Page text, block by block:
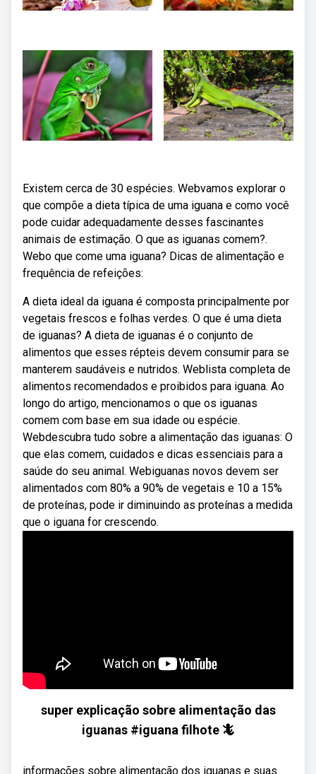
Existem cerca de 30 espécies. Webvamos explorar o
que compõe a dieta típica de uma iguana e como você
pode cuidar adequadamente desses fascinantes
animais de estimação. O que as iguanas comem?.
Webo que come uma iguana? Dicas de alimentação e
frequência de refeições:
A dieta ideal da iguana é composta principalmente por
vegetais frescos e folhas verdes. O que é uma dieta
de iguanas? A dieta de iguanas é o conjunto de
alimentos que esses répteis devem consumir para se
manterem saudáveis e nutridos. Weblista completa de
alimentos recomendados e proibidos para iguana. Ao
longo do artigo, mencionamos o que os iguanas
comem com base em sua idade ou espécie.
Webdescubra tudo sobre a alimentação das iguanas: O
que elas comem, cuidados e dicas essenciais para a
saúde do seu animal. Webiguanas novos devem ser
alimentados com 80% a 90% de vegetais e 10 a 15%
de proteínas, pode ir diminuindo as proteínas a medida
que o iguana for crescendo.
super explicação sobre alimentação das
iguanas #iguana filhote 🦎
informações sobre alimentação dos iguanas e suas